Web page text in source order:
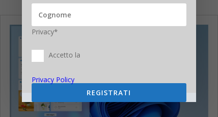
Privacy*
Accetto la
Privacy Policy
REGISTRATI